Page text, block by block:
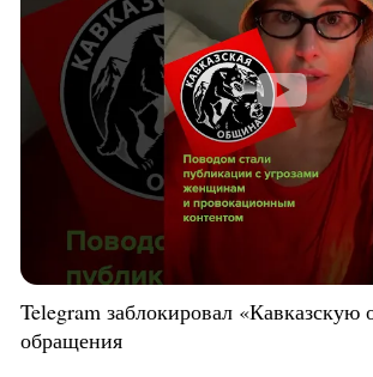
Telegram заблокировал
обращения